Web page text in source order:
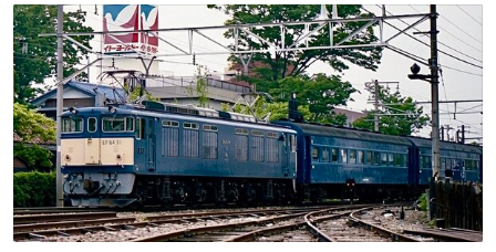
ト
数
数